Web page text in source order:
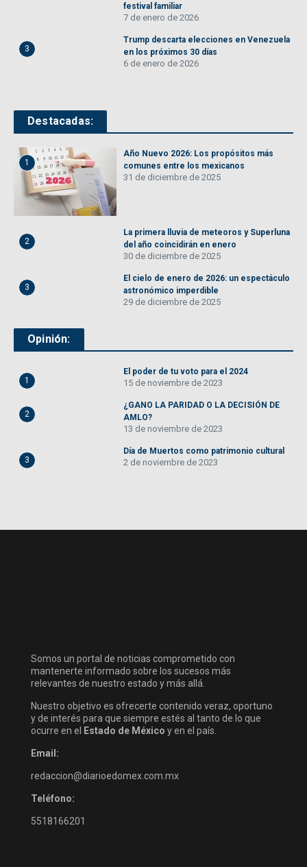
festival familiar
7 de enero de 2026
3
Trump descarta elecciones en Venezuela
en los próximos 30 días
6 de enero de 2026
Destacadas:
1
Año Nuevo 2026: Los propósitos más
comunes entre los mexicanos
31 de diciembre de 2025
2
La primera lluvia de meteoros y Superluna
del año coincidirán en enero
30 de diciembre de 2025
3
El cielo de enero de 2026: un espectáculo
astronómico imperdible
29 de diciembre de 2025
Opinión:
1
El poder de tu voto para el 2024
15 de noviembre de 2023
2
¿GANO LA PARIDAD O LA DECISIÓN DE
AMLO?
13 de noviembre de 2023
3
Día de Muertos como patrimonio cultural
2 de noviembre de 2023
Somos un portal de noticias comprometido con
mantenerte informado sobre los sucesos más
relevantes de nuestro estado y más allá.
Nuestro objetivo es ofrecerte contenido veraz, oportuno
y de interés para que siempre estés al tanto de lo que
ocurre en el
Estado de México y en el país.
Email:
redaccion@diarioedomex.com.mx
Teléfono:
5518166201